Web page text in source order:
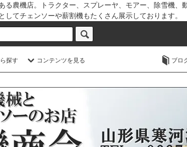
農機店。トラクター、スプレーヤ、モアー、除雪機
てチェンソーや薪割機もたくさん展示しております。
探す コンテンツを見る ブロ